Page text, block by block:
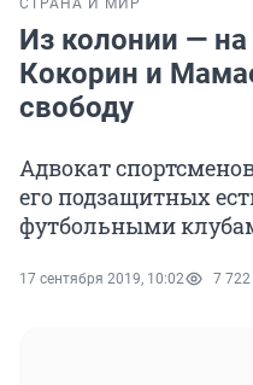
СТРАНА И МИР
Из колонии —
Кокорин и
свободу
Адвокат
его подзащитных
футбольными
17 сентября 2019, 10:02 7 722